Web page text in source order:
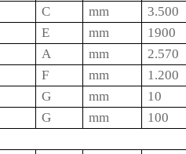
C mm
3.500
E mm
1900
A mm
2.570
F mm
1.200
G mm
10
G mm
100